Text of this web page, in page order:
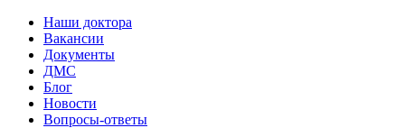
Наши доктора
Вакансии
Документы
ДМС
Блог
Новости
Вопросы-ответы